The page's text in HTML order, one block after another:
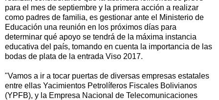
para el mes de septiembre y la primera acción a realizar
como padres de familia, es gestionar ante el Ministerio de
Educación una reunión en los próximos días para
determinar qué apoyo se tendrá de la máxima instancia
educativa del país, tomando en cuenta la importancia de las
bodas de plata de la entrada Viso 2017.
"Vamos a ir a tocar puertas de diversas empresas estatales
entre ellas Yacimientos Petrolíferos Fiscales Bolivianos
(YPFB), y la Empresa Nacional de Telecomunicaciones